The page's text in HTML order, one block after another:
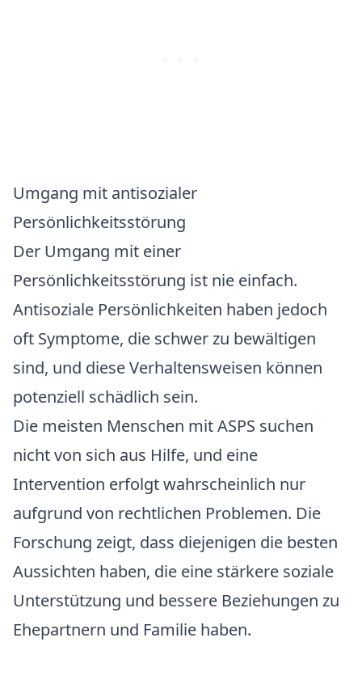
Umgang mit antisozialer
Persönlichkeitsstörung
Der Umgang mit einer
Persönlichkeitsstörung ist nie einfach.
Antisoziale Persönlichkeiten haben jedoch
oft Symptome, die schwer zu bewältigen
sind, und diese Verhaltensweisen können
potenziell schädlich sein.
Die meisten Menschen mit ASPS suchen
nicht von sich aus Hilfe, und eine
Intervention erfolgt wahrscheinlich nur
aufgrund von rechtlichen Problemen. Die
Forschung zeigt, dass diejenigen die besten
Aussichten haben, die eine stärkere soziale
Unterstützung und bessere Beziehungen zu
Ehepartnern und Familie haben.